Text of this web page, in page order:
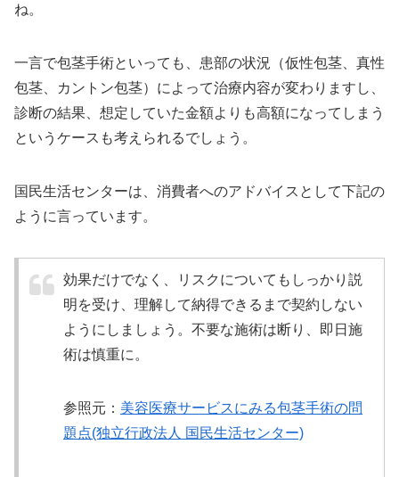
ね。
一言で包茎手術といっても、患部の状況（仮性包茎、真性
包茎、カントン包茎）によって治療内容が変わりますし、
診断の結果、想定していた金額よりも高額になってしまう
というケースも考えられるでしょう。
国民生活センターは、消費者へのアドバイスとして下記の
ように言っています。
効果だけでなく、リスクについてもしっかり説
明を受け、理解して納得できるまで契約しない
ようにしましょう。不要な施術は断り、即日施
術は慎重に。
参照元： 美容医療サービスにみる包茎手術の問
題点(独立行政法人 国民生活センター)